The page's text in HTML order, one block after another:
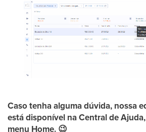
Caso tenha alguma dúvida, nossa
está disponível naCentral de Ajuda,
menu Home. 😉